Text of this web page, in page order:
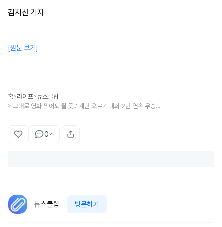
김지선 기자
[원문 보기]
홈>라이프>뉴스클립
> '그대로 영화 찍어도 될 듯..' 계단 오르기 대회 2년 연속 우승한 엘리트 소방관의 놀라운 비주얼
0
뉴스클립 방문하기